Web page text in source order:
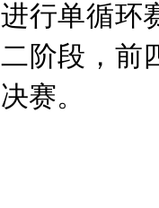
进行单循环
二阶段，前
决赛。